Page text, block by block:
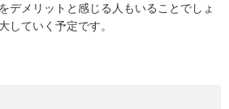
デメリットと感じる人もいることでしょ
していく予定です。